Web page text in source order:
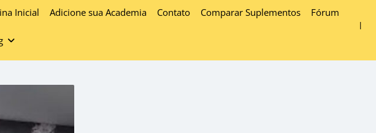
Inicial Adicione sua Academia Contato Comparar Suplementos Fórum